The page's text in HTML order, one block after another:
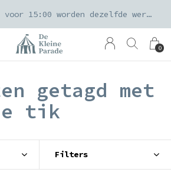
0
Orders geplaatst voor 15:00 worden dezelfde werkdag verzonden
getagd met
tik
Filters